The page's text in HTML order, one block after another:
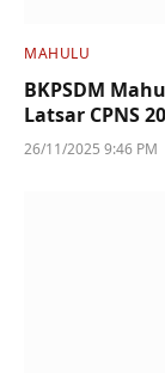
MAHULU
BKPSDM
Latsar CPNS
26/11/2025 9:46 PM